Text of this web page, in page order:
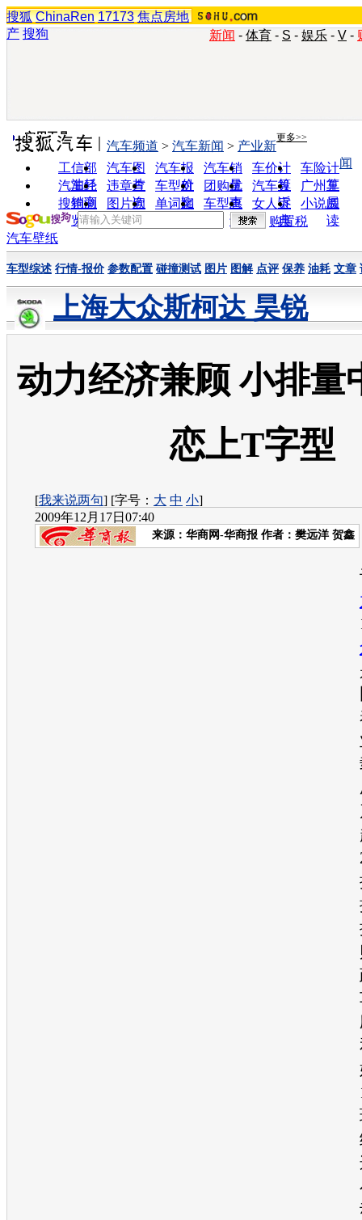
搜狐 ChinaRen 17173 焦点房地
产 搜狗 新闻 - 体育 - S - 娱乐 - V -
实用工具 更多>>
工信部
油耗
汽车图
片
汽车报
价
汽车销
量
车价计
算
车险计
算
汽车经
销商
违章查
询
车型对
比
团购优
惠
汽车投
诉
广州车
展
搜狗浏
览器
图片欣
赏
单词翻
车型查
询
女人宝
典
小说阅
读
汽车频道 > 汽车新闻 > 产业新
闻
购置税
汽车壁纸
车型综述 行情-报价 参数配置 碰撞测试 图片 图解 点评 保养 油耗 文章
上海大众斯柯达 昊锐
动力经济兼顾 小排量
恋上T字型
[我来说两句] [字号： 大 中 小]
2009年12月17日07:40
来源： 华商网-华商报 作者：樊远洋 贺鑫